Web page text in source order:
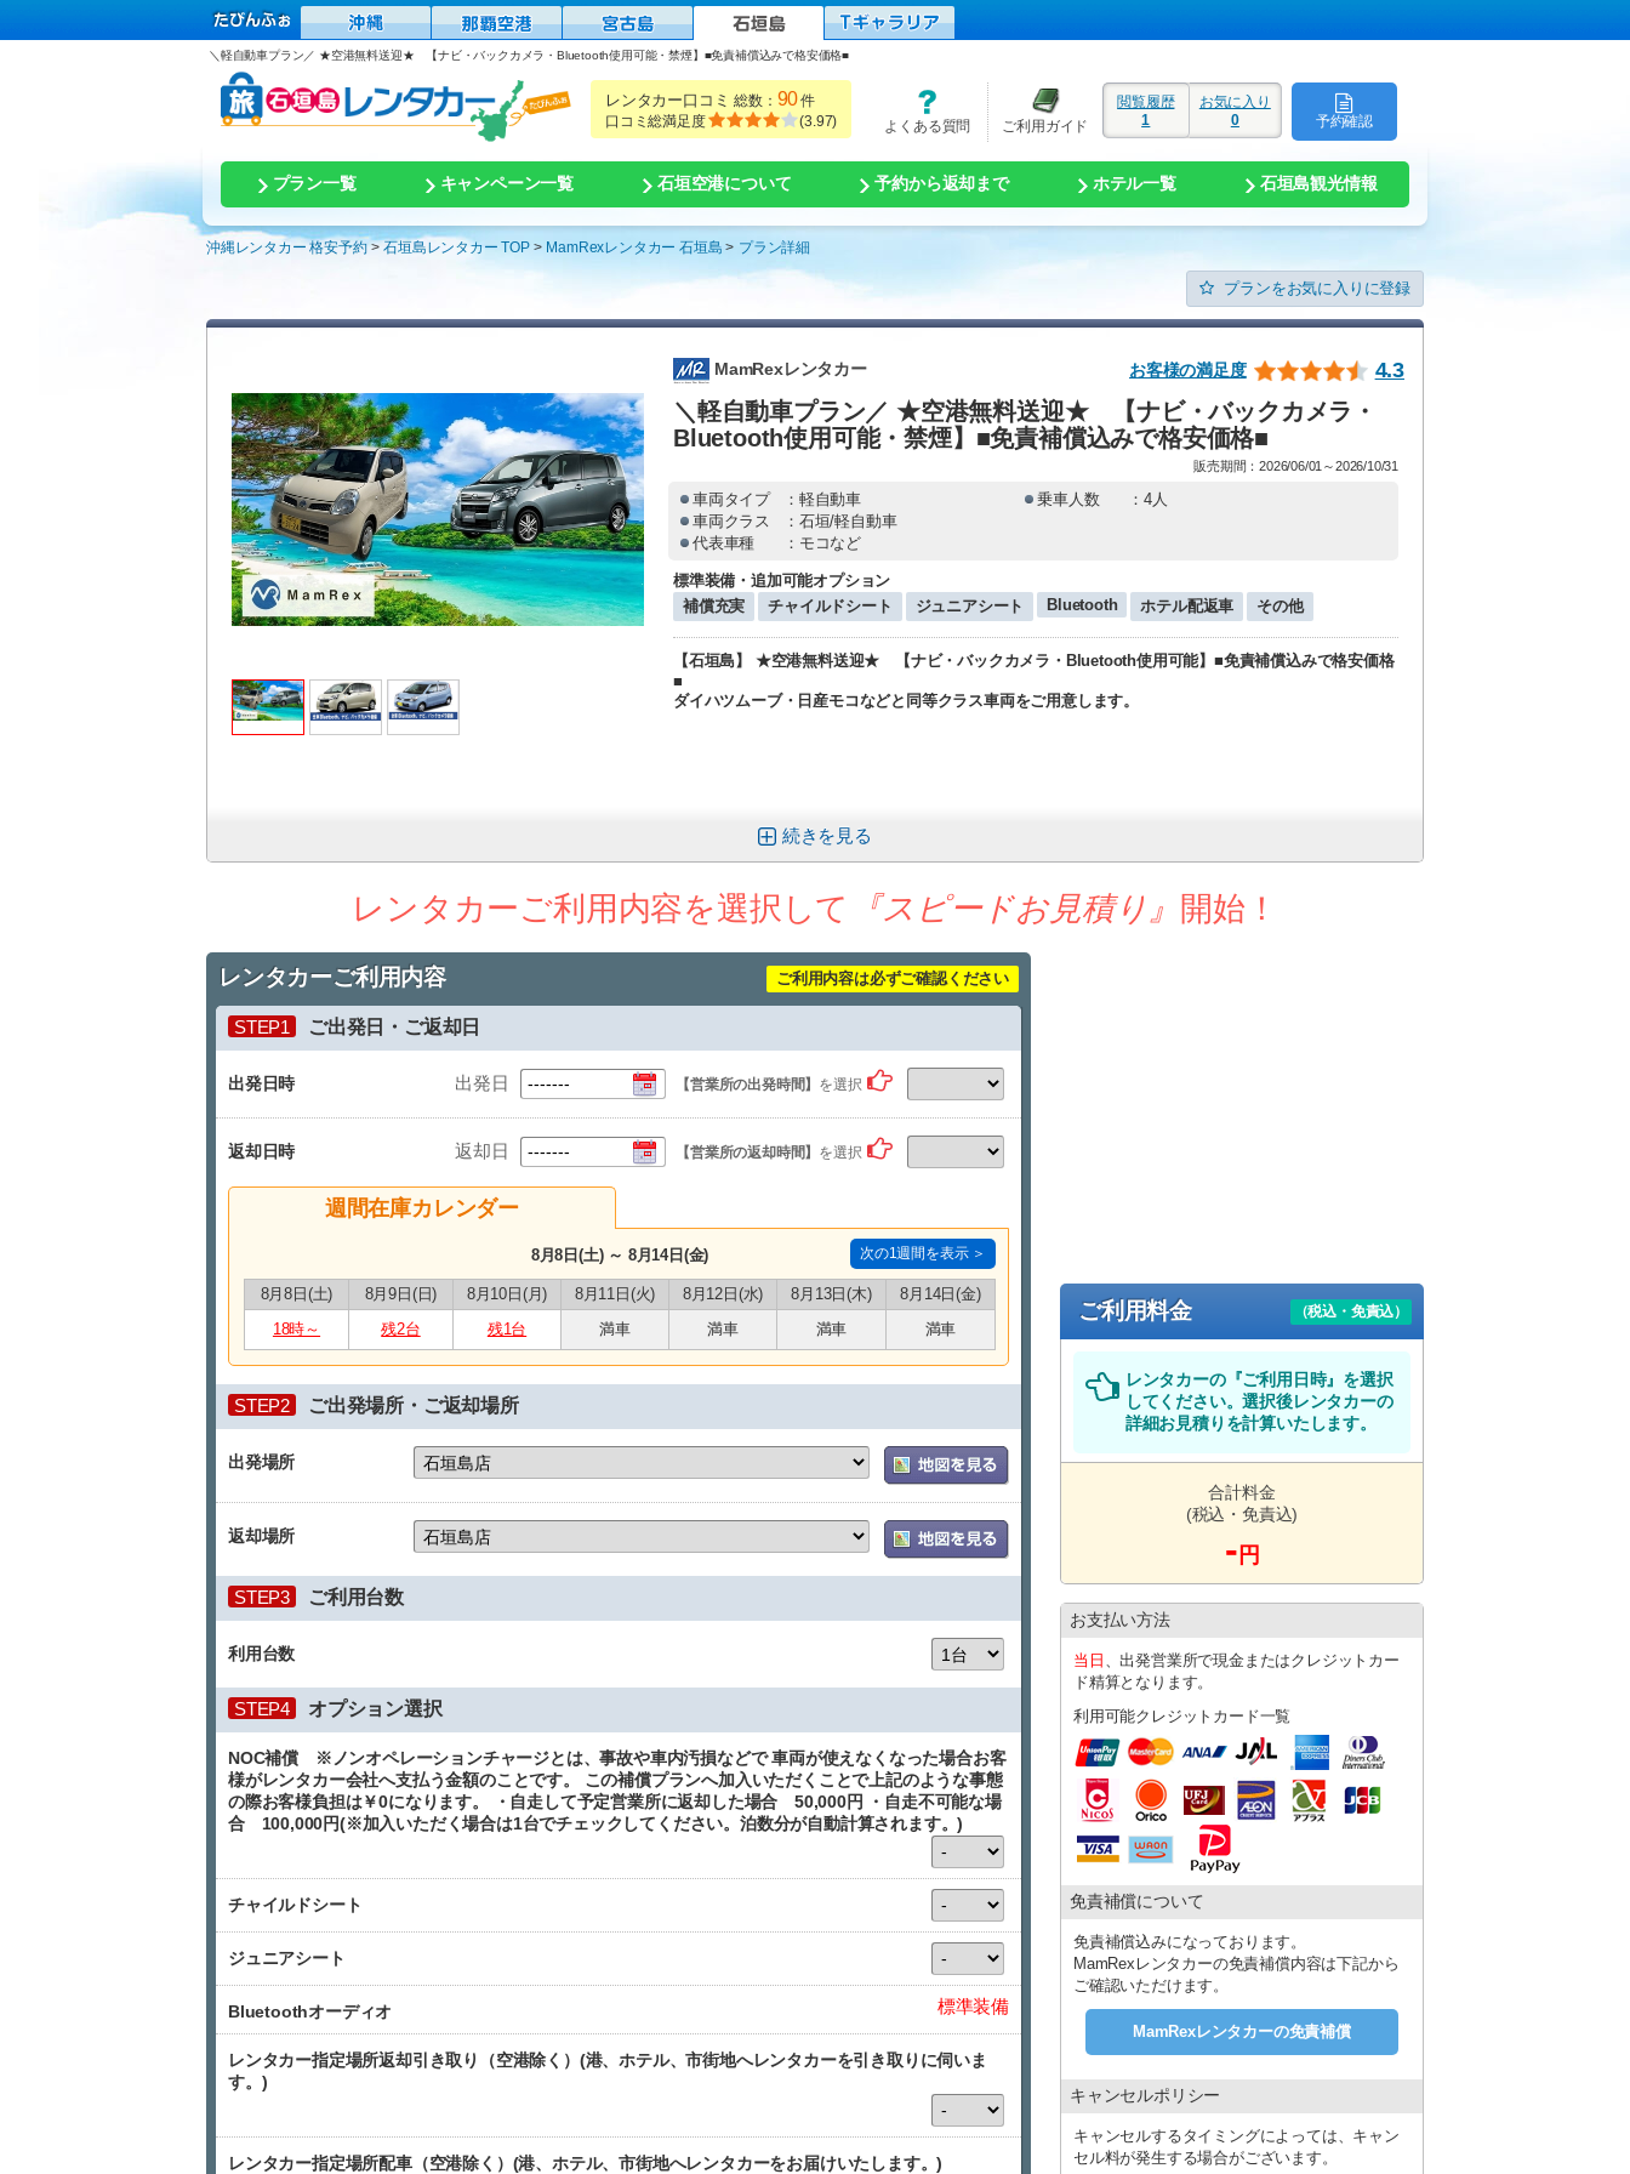
＼軽自動車プラン／ ★空港無料送迎★ 【ナビ・バックカメラ・Bluetooth使用可能・禁煙】■免責補償込みで格安価格■
レンタカー口コミ 総数： 90件
口コミ総満足度
(3.97) 予約確認
閲覧履歴
1
お気に入り
0
よくある質問 ご利用ガイド
プラン一覧 キャンペーン一覧 石垣空港について 予約から返却まで ホテル一覧 石垣島観光情報
沖縄レンタカー 格安予約 石垣島レンタカー TOP MamRexレンタカー 石垣島 プラン詳細
プランをお気に入りに登録
お客様の満足度 4.3
MamRexレンタカー
＼軽自動車プラン／ ★空港無料送迎★ 【ナビ・バックカメラ・
Bluetooth使用可能・禁煙】■免責補償込みで格安価格■
販売期間：2026/06/01～2026/10/31
車両タイプ ：軽自動車 乗車人数
：4人
車両クラス
：石垣/軽自動車
代表車種
：モコなど
標準装備・追加可能オプション
補償充実
チャイルドシート ジュニアシート Bluetooth ホテル配返車 その他
【石垣島】 ★空港無料送迎★ 【ナビ・バックカメラ・Bluetooth使用可能】■免責補償込みで格安価格
■
ダイハツムーブ・日産モコなどと同等クラス車両をご用意します。
続きを
レンタカーご利用内容を選択して 『スピードお見積り』 開始！
レンタカーご利用内容 ご利用内容は必ずご確認ください
STEP1 ご出発日・ご返却日
出発日時 出発日 【営業所の出発時間】 を選択
返却日時 返却日 【営業所の返却時間】 を選択
週間在庫カレンダー
次の1週間を表示 ＞
8月8日(土) ～ 8月14日(金)
8月8日(土) 8月9日(日) 8月10日(月) 8月11日(火) 8月12日(水) 8月13日(木)
8月14日(金)
18時～
残2台 残1台 満車 満車 満車 満車
STEP2 ご出発場所・ご返却場所
出発場所
返却場所
STEP3 ご利用台数
利用台数
STEP4 オプション選択
NOC補償 ※ノンオペレーションチャージとは、事故や車内汚損などで 車両が使えなくなった場合お客
様がレンタカー会社へ支払う金額のことです。 この補償プランへ加入いただくことで上記のような事態
の際お客様負担は￥0になります。 ・自走して予定営業所に返却した場合 50,000円 ・自走不可能な場
合 100,000円(※加入いただく場合は1台でチェックしてください。泊数分が自動計算されます。)
チャイルドシート
ジュニアシート
Bluetoothオーディオ 標準装備
レンタカー指定場所返却引き取り（空港除く）(港、ホテル、市街地へレンタカーを引き取りに伺いま
す。)
レンタカー指定場所配車（空港除く）(港、ホテル、市街地へレンタカーをお届けいたします。)
ご利用料金 （税込・免責込）
レンタカーの『ご利用日時』を選択
してください。選択後レンタカーの
詳細お見積りを計算いたします。
合計料金
(税込・免責込)
- 円
お支払い方法
当日 、出発営業所で現金またはクレジットカー
ド精算となります。
利用可能クレジットカード一覧
免責補償について
免責補償込みになっております。
MamRexレンタカーの免責補償内容は下記から
ご確認いただけます。
MamRexレンタカーの免責補償
キャンセルポリシー
キャンセルするタイミングによっては、キャン
セル料が発生する場合がございます。